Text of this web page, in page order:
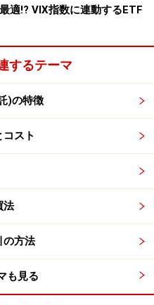
く、これに基づく損失・損害
いません。
各金融機関やサービス提供者
適!? VIX指数に連動するETF
するテーマ
)の特徴
スト
法
の方法
も見る